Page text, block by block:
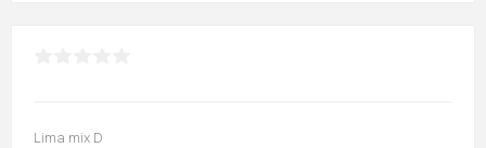
Lima mix D